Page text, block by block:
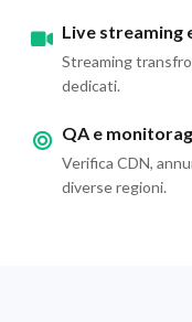
Live streaming
Streaming
dedicati.
QA e
Verifica CDN,
diverse regioni.